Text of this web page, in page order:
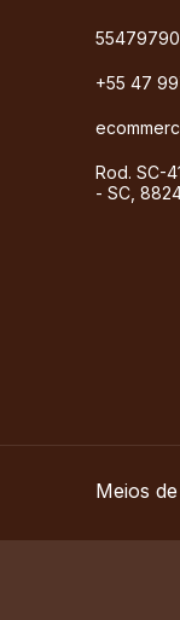
+55 47
Rod. SC-
- SC,
Meios